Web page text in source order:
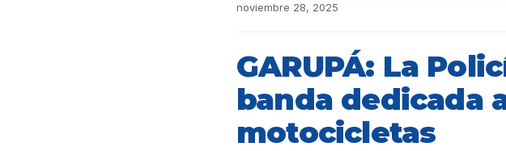
noviembre 28, 2025
GARUPÁ: La
banda dedicada
motocicletas